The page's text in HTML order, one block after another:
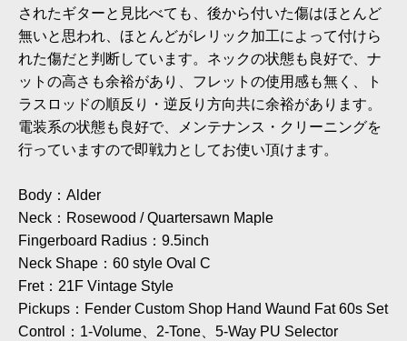
されたギターと見比べても、後から付いた傷はほとんど
無いと思われ、ほとんどがレリック加工によって付けら
れた傷だと判断しています。ネックの状態も良好で、ナ
ットの高さも余裕があり、フレットの使用感も無く、ト
ラスロッドの順反り・逆反り方向共に余裕があります。
電装系の状態も良好で、メンテナンス・クリーニングを
行っていますので即戦力としてお使い頂けます。
Body：Alder
Neck：Rosewood / Quartersawn Maple
Fingerboard Radius：9.5inch
Neck Shape：60 style Oval C
Fret：21F Vintage Style
Pickups：Fender Custom Shop Hand Waund Fat 60s Set
Control：1-Volume、2-Tone、5-Way PU Selector